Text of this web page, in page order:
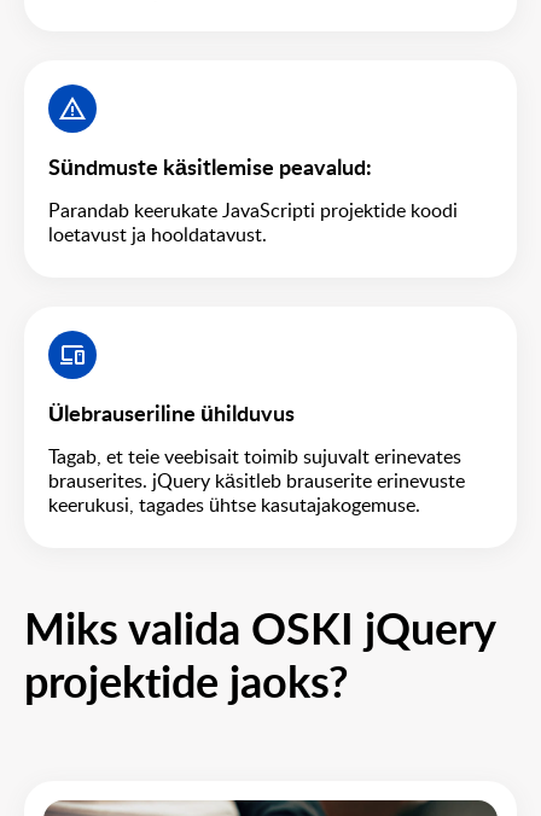
Sündmuste käsitlemise peavalud:
Parandab keerukate JavaScripti projektide koodi
loetavust ja hooldatavust.
Ülebrauseriline ühilduvus
Tagab, et teie veebisait toimib sujuvalt erinevates
brauserites. jQuery käsitleb brauserite erinevuste
keerukusi, tagades ühtse kasutajakogemuse.
Miks valida OSKI jQuery
projektide jaoks?